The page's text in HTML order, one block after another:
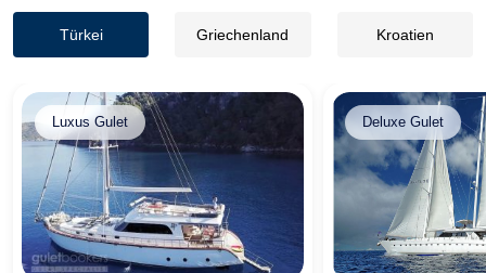
Türkei Griechenland Kroatien
Luxus Gulet Deluxe Gulet